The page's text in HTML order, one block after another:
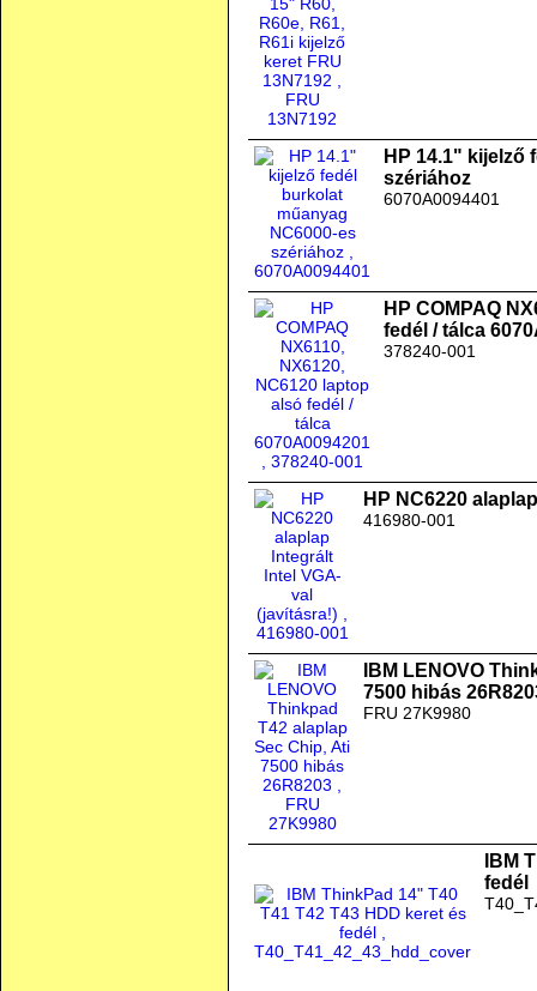
HP 14.1" kijelző
szériához
6070A0094401
HP COMPAQ
fedél / tálca
378240-001
HP NC6220
416980-001
IBM LENOVO
7500 hibás
FRU 27K9980
IBM
fedél